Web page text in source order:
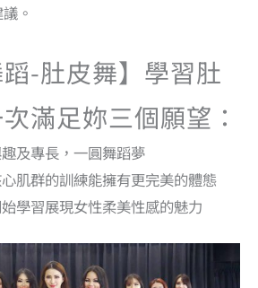
。
蹈-肚皮舞】學習肚
滿足妳三個願望：
及專長，一圓舞蹈夢
肌群的訓練能擁有更完美的體態
學習展現女性柔美性感的魅力